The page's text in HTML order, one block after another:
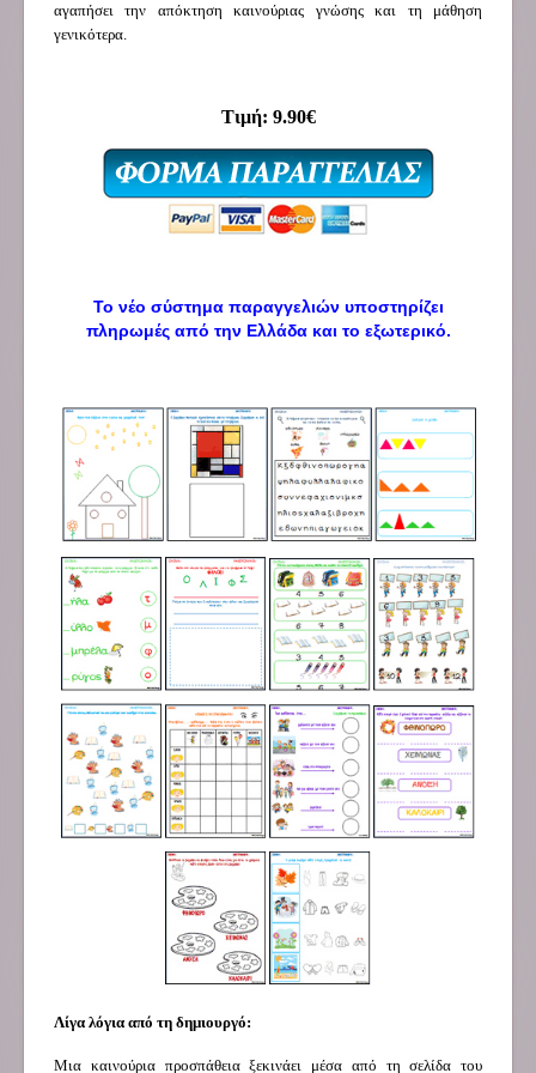
αγαπήσει την απόκτηση καινούριας γνώσης και τη μάθηση
γενικότερα.
Τιμή: 9.90€
Το νέο σύστημα παραγγελιών υποστηρίζει
πληρωμές από την Ελλάδα και το εξωτερικό.
Λίγα λόγια από τη δημιουργό:
Μια καινούρια προσπάθεια ξεκινάει μέσα από τη σελίδα του